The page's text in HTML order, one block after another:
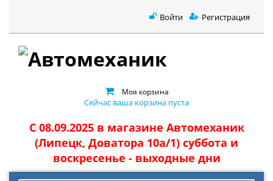
Войти Регистрация
Моя корзина
Сейчас ваша корзина пуста
С 08.09.2025 в магазине Автомеханик
(Липецк, Доватора 10а/1) суббота и
воскресенье - выходные дни